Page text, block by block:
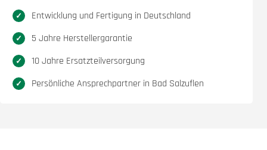
Entwicklung und Fertigung in Deutschland
5 Jahre Herstellergarantie
10 Jahre Ersatzteilversorgung
Persönliche Ansprechpartner in Bad Salzuflen